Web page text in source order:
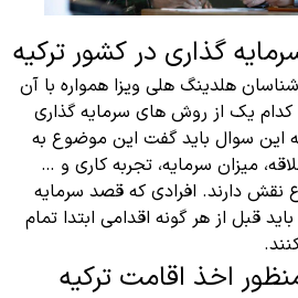
گذاری در کشور ترکیه
هلدینگ هلی ویزا همواره با آن
یک از روش های سرمایه گذاری
این سوال باید گفت این موضوع به
میزان سرمایه، تجربه کاری و …
دارند. افرادی که قصد سرمایه
قبل از هر گونه اقدامی ابتدا تمام
اخذ اقامت ترکیه